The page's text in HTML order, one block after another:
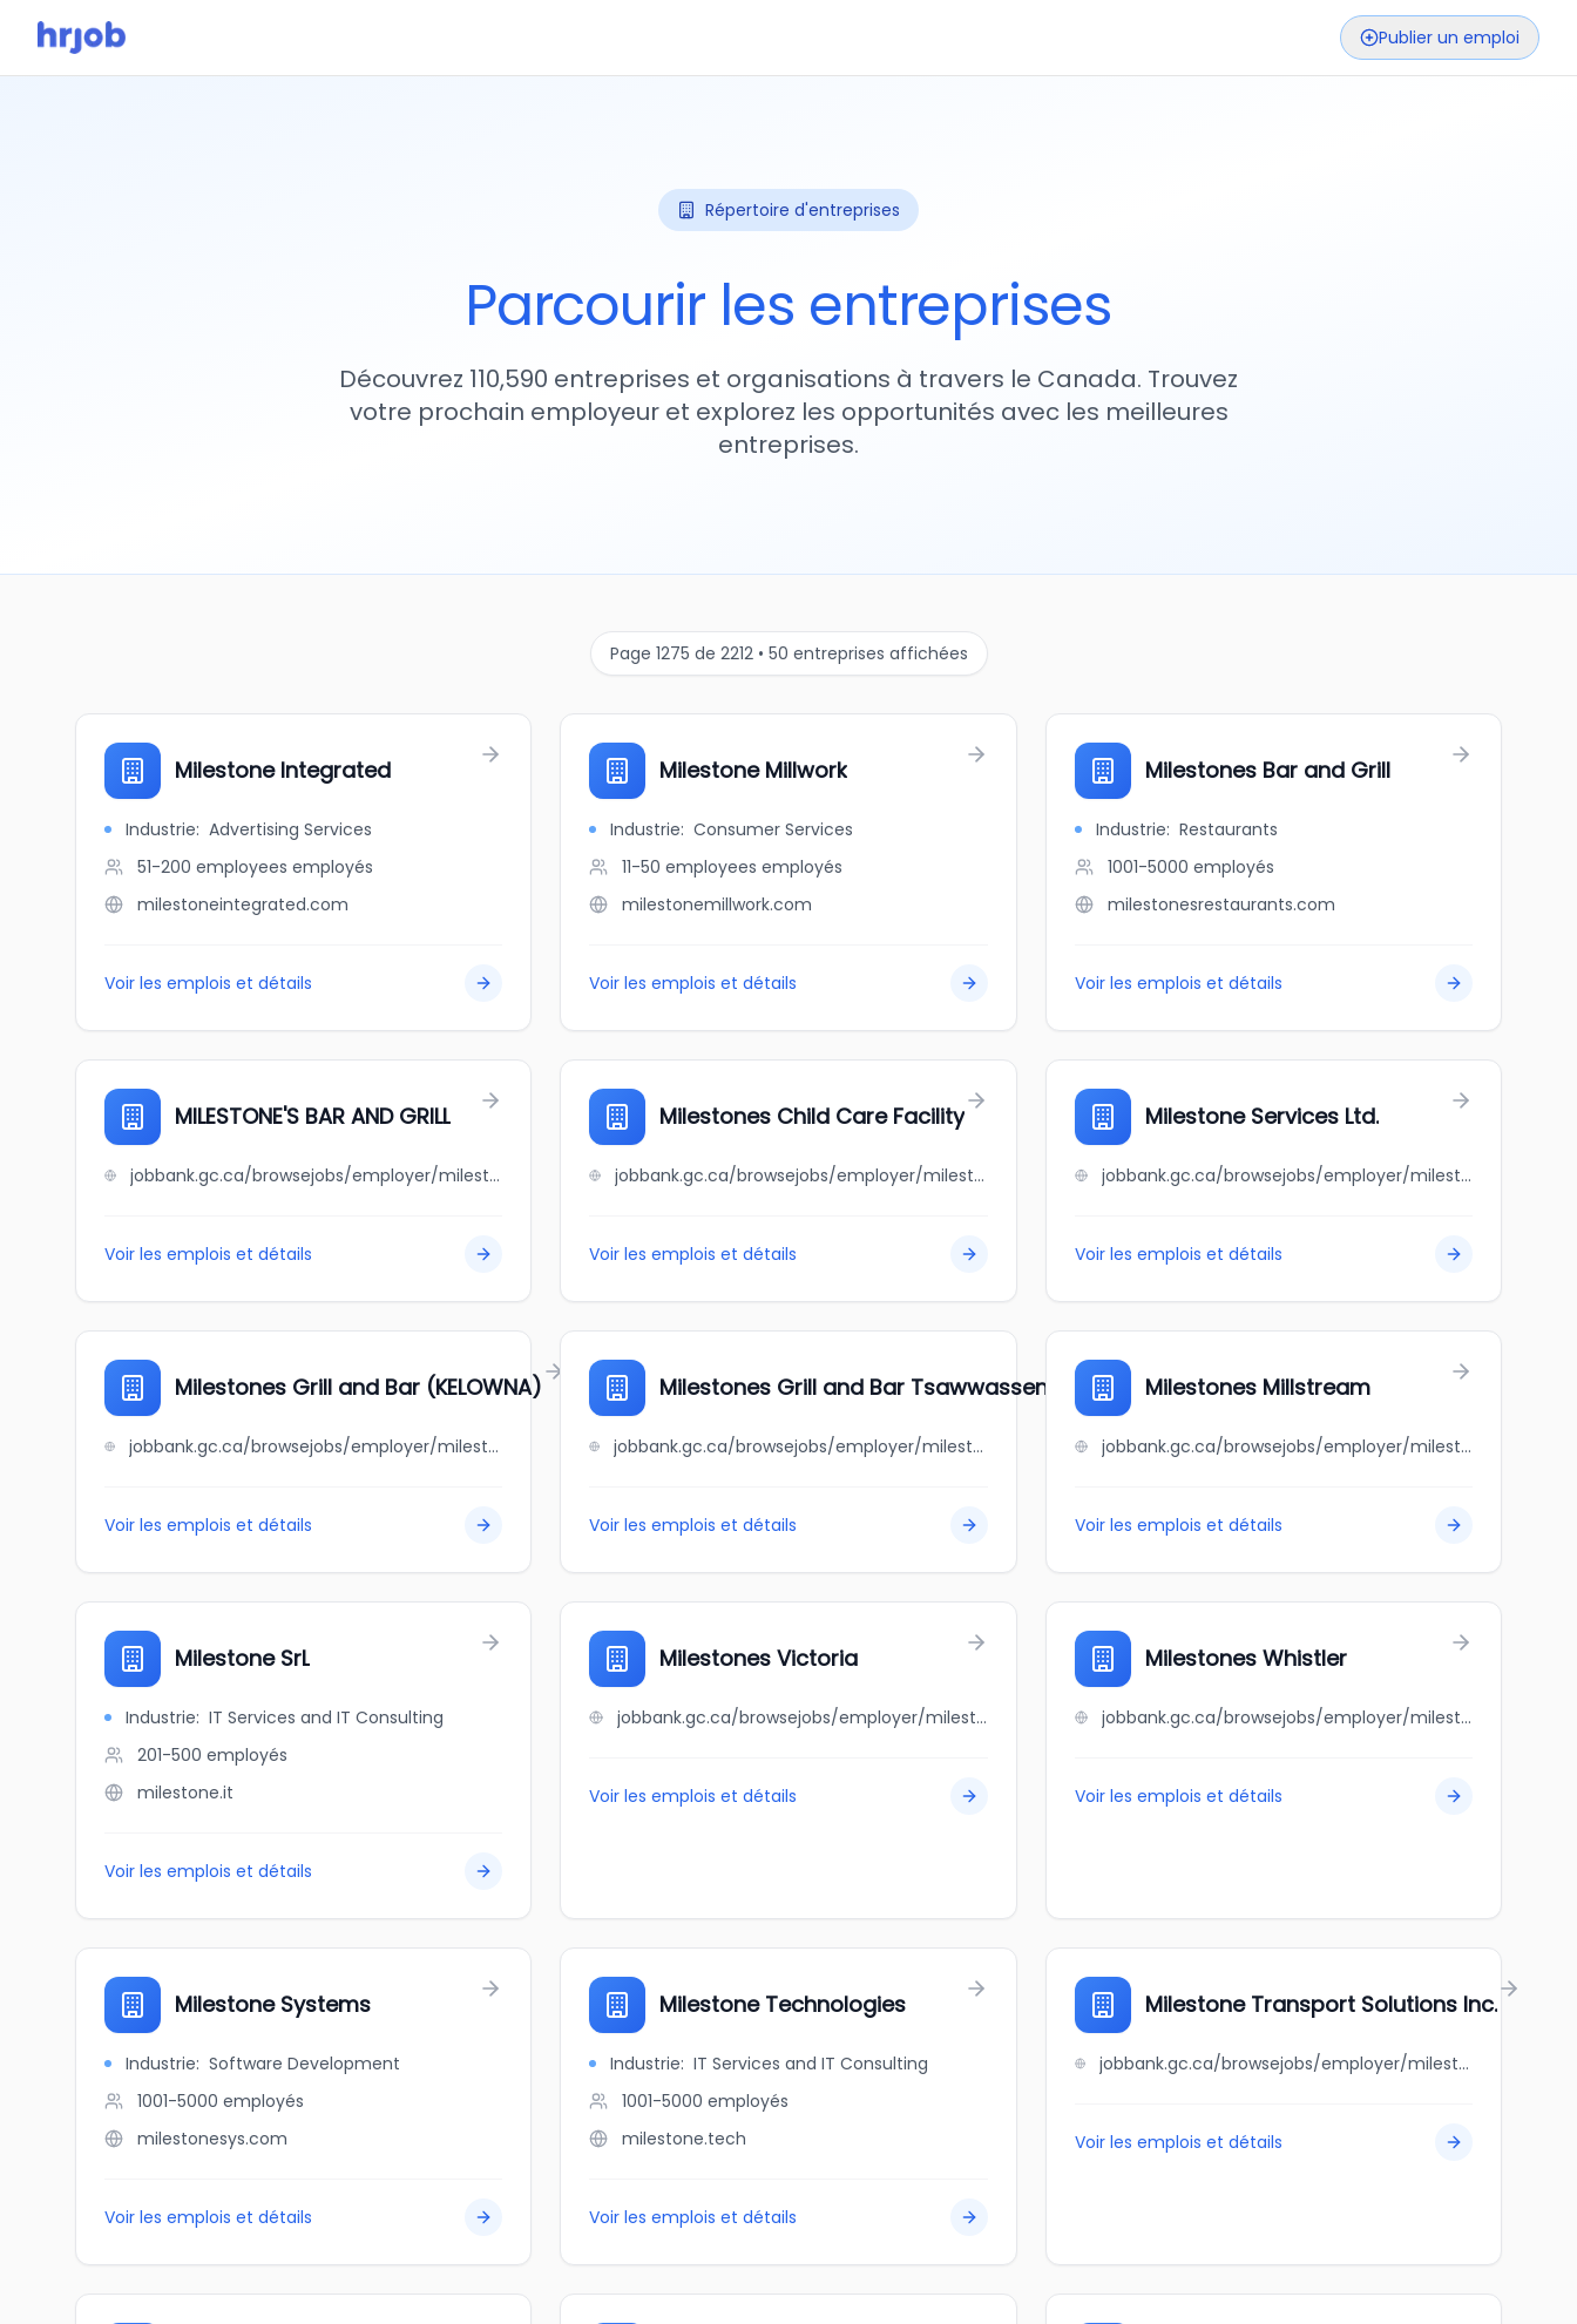
Publier un emploi
Répertoire d'entreprises
Parcourir les entreprises
Découvrez 110,590 entreprises et organisations à travers le Canada. Trouvez
votre prochain employeur et explorez les opportunités avec les meilleures
entreprises.
Page 1275 de 2212 • 50 entreprises affichées
Milestone Integrated
Industrie: Advertising Services
51-200 employees employés
milestoneintegrated.com
Voir les emplois et détails
Milestone Millwork
Industrie: Consumer Services
11-50 employees employés
milestonemillwork.com
Voir les emplois et détails
Milestones Bar and Grill
Industrie: Restaurants
1001-5000 employés
milestonesrestaurants.com
Voir les emplois et détails
MILESTONE'S BAR AND GRILL
jobbank.gc.ca/browsejobs/employer/milestone%27s+bar+and+grill/ca
Voir les emplois et détails
Milestones Child Care Facility
jobbank.gc.ca/browsejobs/employer/milestones+child+care+facility/ca
Voir les emplois et détails
Milestone Services Ltd.
jobbank.gc.ca/browsejobs/employer/milestone+services+ltd./ca
Voir les emplois et détails
Milestones Grill and Bar (KELOWNA)
jobbank.gc.ca/browsejobs/employer/milestones+grill+and+bar+%28kelowna%29/ca
Voir les emplois et détails
Milestones Grill and Bar Tsawwassen
jobbank.gc.ca/browsejobs/employer/milestones+grill+and+bar+tsawwassen/ca
Voir les emplois et détails
Milestones Millstream
jobbank.gc.ca/browsejobs/employer/milestones+millstream/ca
Voir les emplois et détails
Milestone SrL
Industrie: IT Services and IT Consulting
201-500 employés
milestone.it
Voir les emplois et détails
Milestones Victoria
jobbank.gc.ca/browsejobs/employer/milestones+victoria/ca
Voir les emplois et détails
Milestones Whistler
jobbank.gc.ca/browsejobs/employer/milestones+whistler/ca
Voir les emplois et détails
Milestone Systems
Industrie: Software Development
1001-5000 employés
milestonesys.com
Voir les emplois et détails
Milestone Technologies
Industrie: IT Services and IT Consulting
1001-5000 employés
milestone.tech
Voir les emplois et détails
Milestone Transport Solutions Inc.
jobbank.gc.ca/browsejobs/employer/milestone+transport+solutions+inc./ca
Voir les emplois et détails